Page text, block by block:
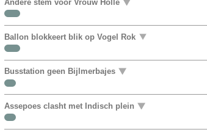
Andere stem voor Vrouw Holle
Ballon blokkeert blik op Vogel Rok
Busstation geen Bijlmerbajes
Assepoes clasht met Indisch plein